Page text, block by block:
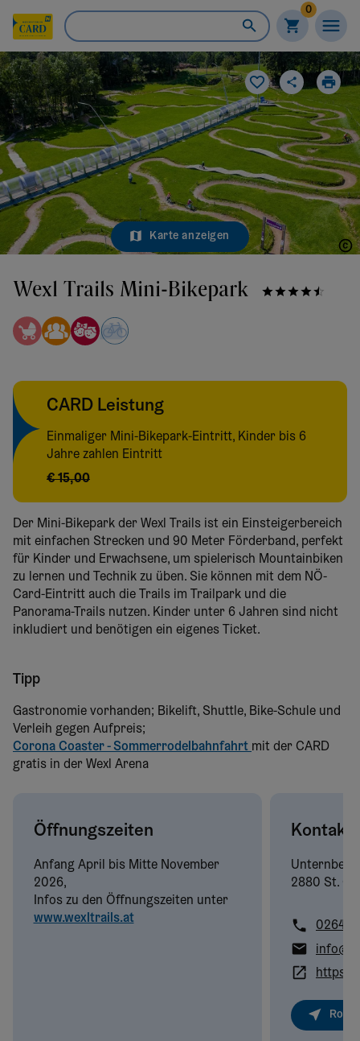
0
Karte anzeigen
Wexl Trails Mini-Bikepark
CARD Leistung
Einmaliger Mini-Bikepark-Eintritt, Kinder bis 6
Jahre zahlen Eintritt
€ 15,00
Der Mini-Bikepark der Wexl Trails ist ein Einsteigerbereich
mit einfachen Strecken und 90 Meter Förderband, perfekt
für Kinder und Erwachsene, um spielerisch Mountainbiken
zu lernen und Technik zu üben. Sie können mit dem NÖ-
Card-Eintritt auch die Trails im Trailpark und die
Panorama-Trails nutzen. Kinder unter 6 Jahren sind nicht
inkludiert und benötigen ein eigenes Ticket.
Tipp
Gastronomie vorhanden; Bikelift, Shuttle, Bike-Schule und
Verleih gegen Aufpreis;
Corona Coaster - Sommerrodelbahnfahrt mit der CARD
gratis in der Wexl Arena
Öffnungszeiten
Anfang April bis Mitte November
2026,
Infos zu den Öffnungszeiten unter
www.wexltrails.at
Kontakt
Unternberg
2880 St.
02641/
https://